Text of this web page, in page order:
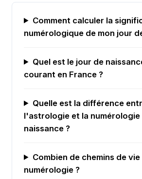
Comment calculer la
numérologique de mon jour
Quel est le jour de
courant en France ?
Quelle est la différence
l'astrologie et la numérologie
naissance ?
Combien de chemins de
numérologie ?